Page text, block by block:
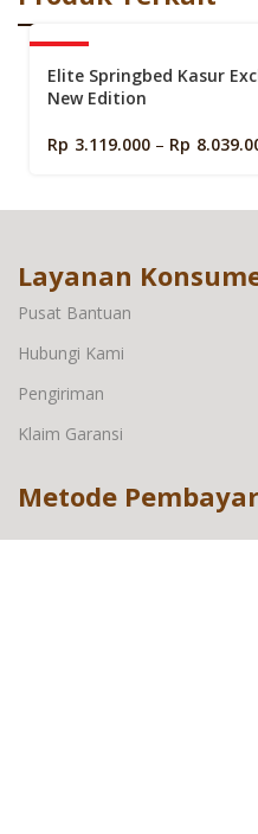
Elite Springbed Kasur
New Edition
Rp 3.119.000 – Rp
Layanan
Pusat Bantuan
Hubungi Kami
Pengiriman
Klaim Garansi
Metode